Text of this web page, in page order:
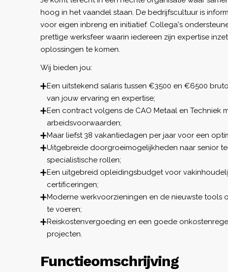
hoog in het vaandel staan. De bedrijfscultuur is
voor eigen inbreng en initiatief. Collega's
prettige werksfeer waarin iedereen zijn expertise
oplossingen te komen.
Wij bieden jou:
Een uitstekend salaris tussen €3500 en €6500
van jouw ervaring en expertise;
Een contract volgens de CAO Metaal en Techniek
arbeidsvoorwaarden;
Maar liefst 38 vakantiedagen per jaar voor een
Uitgebreide doorgroeimogelijkheden naar senior
specialistische rollen;
Een uitgebreid opleidingsbudget voor
certificeringen;
Moderne werkvoorzieningen en de nieuwste tools
te voeren;
Reiskostenvergoeding en een goede
projecten.
Functieomschrijving